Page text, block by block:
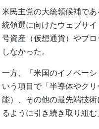
米民主党の大統領候補で
統領選に向けたウェブサ
号資産（仮想通貨）やブ
しなかった。
一方、「米国のイノベー
いう項目で「半導体やク
能）、その他の最先端技
るように引き続き取り組む